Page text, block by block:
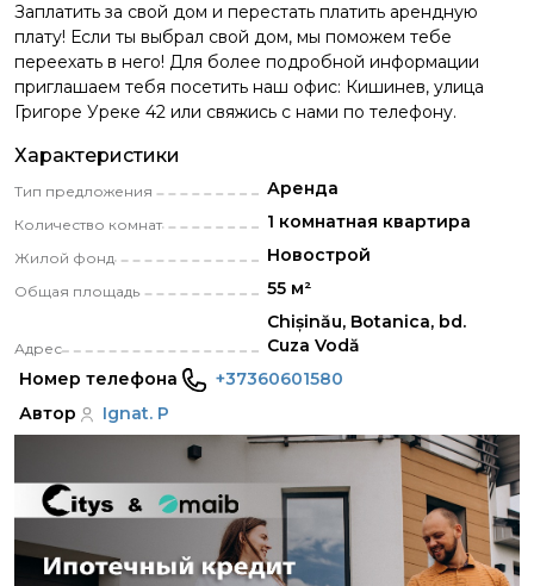
Заплатить за свой дом и перестать платить арендную
плату! Если ты выбрал свой дом, мы поможем тебе
переехать в него! Для более подробной информации
приглашаем тебя посетить наш офис: Кишинев, улица
Григоре Уреке 42 или свяжись с нами по телефону.
Характеристики
Тип предложения Аренда
Количество комнат 1 комнатная квартира
Жилой фонд Новострой
Общая площадь 55 м²
Адрес
Chișinău, Botanica, bd.
Cuza Vodă
Номер телефона
+37360601580
Автор
Ignat. P